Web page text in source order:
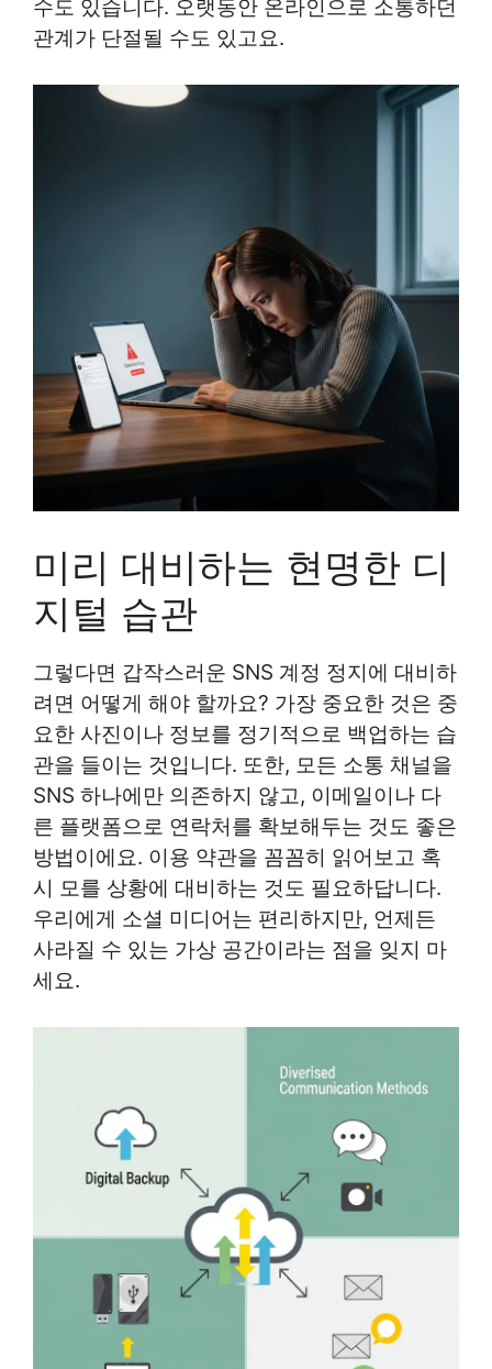
수도 있습니다. 오랫동안 온라인으로 소통하던
관계가 단절될 수도 있고요.
미리 대비하는 현명한 디
지털 습관
그렇다면 갑작스러운 SNS 계정 정지에 대비하
려면 어떻게 해야 할까요? 가장 중요한 것은 중
요한 사진이나 정보를 정기적으로 백업하는 습
관을 들이는 것입니다. 또한, 모든 소통 채널을
SNS 하나에만 의존하지 않고, 이메일이나 다
른 플랫폼으로 연락처를 확보해두는 것도 좋은
방법이에요. 이용 약관을 꼼꼼히 읽어보고 혹
시 모를 상황에 대비하는 것도 필요하답니다.
우리에게 소셜 미디어는 편리하지만, 언제든
사라질 수 있는 가상 공간이라는 점을 잊지 마
세요.